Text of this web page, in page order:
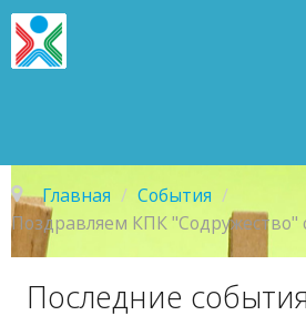
Главная / События /
Поздравляем КПК "Содружество"
Последние события